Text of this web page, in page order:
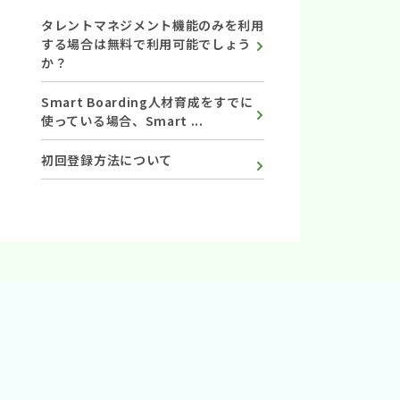
タレントマネジメント機能のみを利用
する場合は無料で利用可能でしょう
か？
Smart Boarding人材育成をすでに
使っている場合、Smart ...
初回登録方法について